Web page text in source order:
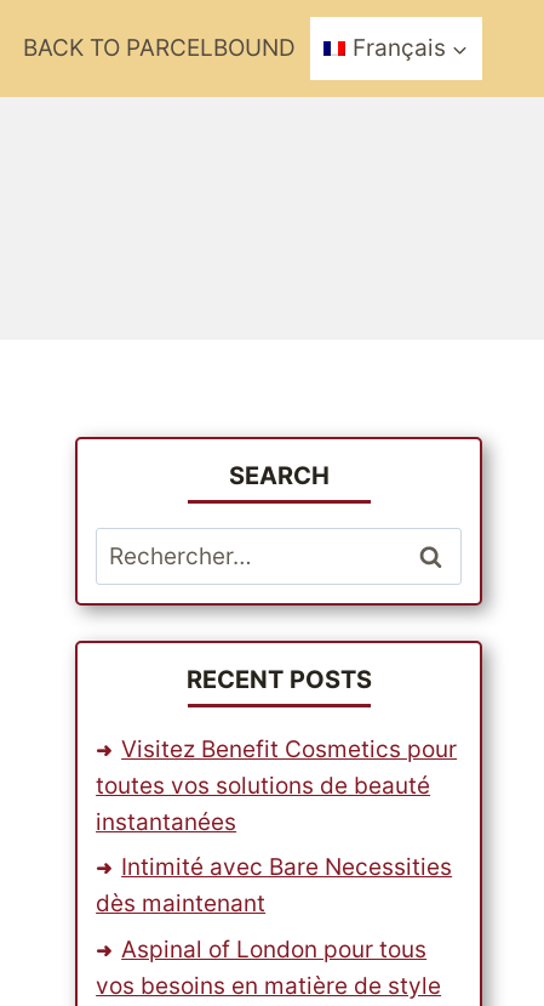
BACK TO PARCELBOUND Français
SEARCH
Rechercher :
RECENT POSTS
Visitez Benefit Cosmetics pour
toutes vos solutions de beauté
instantanées
Intimité avec Bare Necessities
dès maintenant
Aspinal of London pour tous
vos besoins en matière de style